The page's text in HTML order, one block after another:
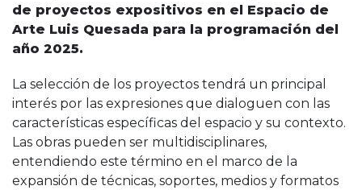
de proyectos expositivos en el Espacio de
Arte Luis Quesada para la programación del
año 2025.
La selección de los proyectos tendrá un principal
interés por las expresiones que dialoguen con las
características específicas del espacio y su contexto.
Las obras pueden ser multidisciplinares,
entendiendo este término en el marco de la
expansión de técnicas, soportes, medios y formatos